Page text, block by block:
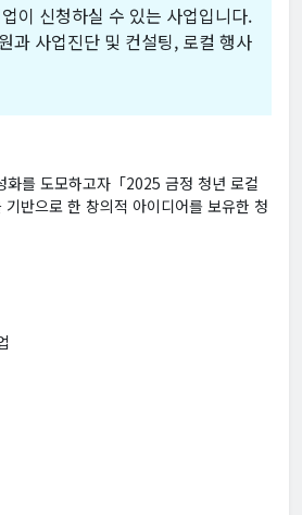
이 신청하실 수 있는 사업입니다.
과 사업진단 및 컨설팅, 로컬 행사
화를 도모하고자「2025 금정 청년 로컬
반으로 한 창의적 아이디어를 보유한 청